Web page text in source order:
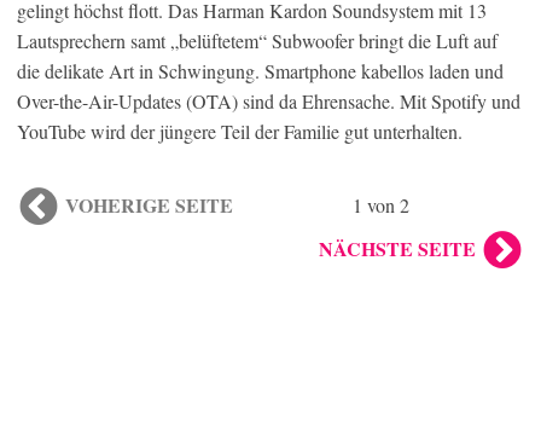
gelingt höchst flott. Das Harman Kardon Soundsystem mit 13
Lautsprechern samt „belüftetem“ Subwoofer bringt die Luft auf
die delikate Art in Schwingung. Smartphone kabellos laden und
Over-the-Air-Updates (OTA) sind da Ehrensache. Mit Spotify und
YouTube wird der jüngere Teil der Familie gut unterhalten.
VOHERIGE SEITE 1 von 2
NÄCHSTE SEITE